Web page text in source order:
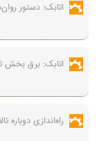
اتابک: دستور
اتابک: برق بخش
راه‌اندازی